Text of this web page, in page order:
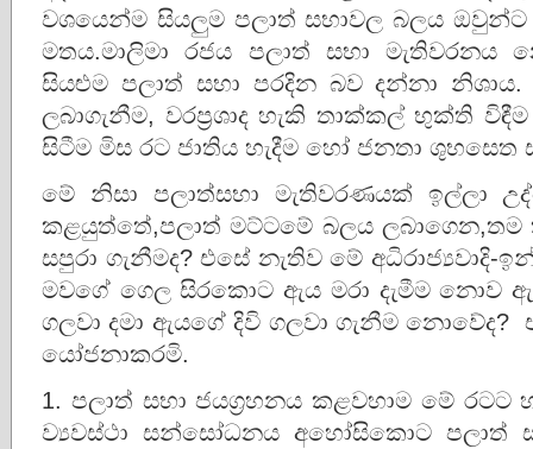
වශයෙන්ම සියලුම පලාත් සභාවල බලය
මතය.මාලිමා රජය පලාත් සභා
සියළුම පලාත් සභා පරදින බව දන්නා
ලබාගැනීම, වරප්‍රශාද හැකි තාක්කල් භුක්ති
සිටීම මිස රට ජාතිය හැදීම හෝ ජනතා
මේ නිසා පලාත්සභා මැතිවරණයක් ඉල්ලා
කළයුත්තේ,පලාත් මට්ටමේ බලය ලබාගෙන,තම
සපුරා ගැනීමද? එසේ නැතිව මේ
මවගේ ගෙල සිරකොට ඇය මරා දැමීම නොව
ගලවා දමා ඇයගේ දිවි ගලවා ගැනීම
යෝජනාකරමි.
1. පලාත් සභා ජයග්‍රහනය කළවහාම මේ රටට
ව්‍යවස්ථා සන්සෝධනය අහෝසිකොට පලාත්